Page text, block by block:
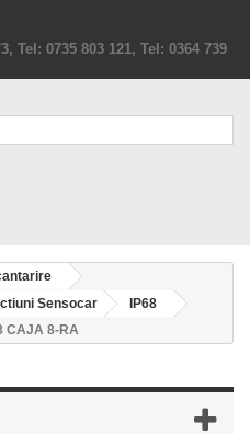
Tel: 0735 803 121, Tel: 0364 739
Sensocar
IP68
CAJA 8-RA